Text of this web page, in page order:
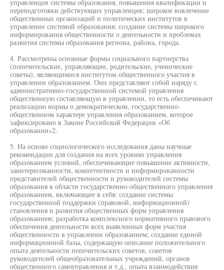
управленцев системы образования, повышения квалификации и
переподготовки действующих управленцев; широкое вовлечение
общественных организаций и политических институтов в
управление системой образования; создание системы широкого
информирования общественности о деятельности и проблемах
развития системы образования региона, района, города.
4. Рассмотрены основные формы социального партнерства
(попечительские, управляющие, родительские, ученические
советы), являющимися институтом общественного участия в
управлении образованием. Они представляют собой наряду с
административно-государственной системой управления
общественную составляющую в управлении, то есть обеспечивают
реализацию нормы о демократическом, государственно-
общественном характере управления образованием, которое
зафиксировано в Законе Российской Федерации «Об
образовании»2.
5. На основе социологического исследования даны научные
рекомендации для создания на всех уровнях управления
образованием условий, обеспечивающие повышение активности,
заинтересованности, компетентности и информированности
представителей общественности и руководителей системы
образования в области государственно-общественного управления
образованием, включающие в себя: создание системы
государственной поддержки (правовой, информационной)
становления и развития общественных форм управления
образованием; разработка комплексного нормативного правового
обеспечения деятельности всех выявленных форм участия
общественности в управлении образованием; создание единой
информационной базы, содержащую описание положительного
опыта деятельности попечительских советов, советов
руководителей общеобразовательных учреждений, органов
общественного самоуправления и т.д., опыта взаимодействия